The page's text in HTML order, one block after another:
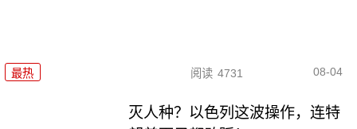
最热 阅读 4731 08-04
灭人种？以色列这波操作，连特